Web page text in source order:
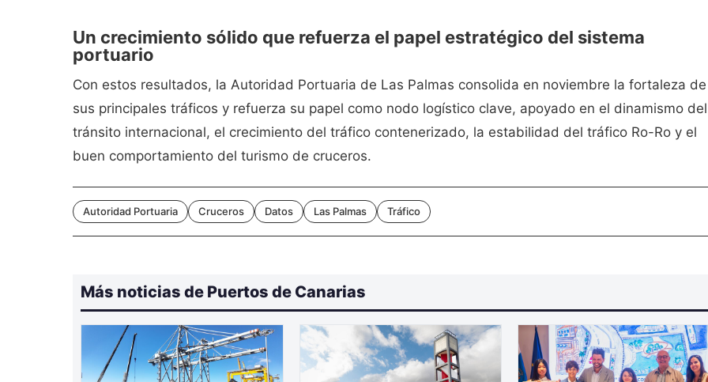
Un crecimiento sólido que refuerza el papel estratégico del sistema
portuario
Con estos resultados, la Autoridad Portuaria de Las Palmas consolida en noviembre la fortaleza de
sus principales tráficos y refuerza su papel como nodo logístico clave, apoyado en el dinamismo del
tránsito internacional, el crecimiento del tráfico contenerizado, la estabilidad del tráfico Ro-Ro y el
buen comportamiento del turismo de cruceros.
Autoridad Portuaria Cruceros Datos Las Palmas Tráfico
Más noticias de Puertos de Canarias